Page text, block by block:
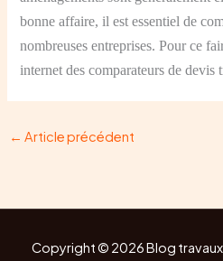
bonne affaire, il est essentiel de
nombreuses entreprises. Pour ce
internet des comparateurs de devis
← Article précédent
Copyright © 2026 Blog